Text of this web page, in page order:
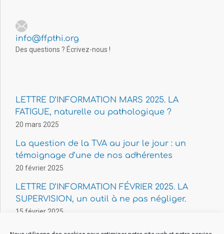
info@ffpthi.org
Des questions ? Écrivez-nous !
LETTRE D’INFORMATION MARS 2025. LA
FATIGUE, naturelle ou pathologique ?
20 mars 2025
La question de la TVA au jour le jour : un
témoignage d’une de nos adhérentes
20 février 2025
LETTRE D’INFORMATION FÉVRIER 2025. LA
SUPERVISION, un outil à ne pas négliger.
15 février 2025